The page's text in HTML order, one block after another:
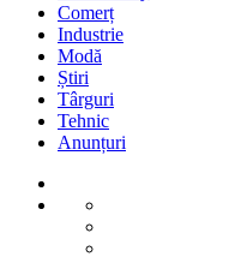
Comerț
Industrie
Modă
Știri
Târguri
Tehnic
Anunțuri